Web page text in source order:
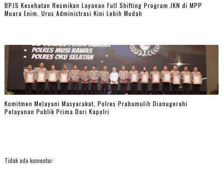
BPJS Kesehatan Resmikan Layanan Full Shifting Program JKN di MPP
Muara Enim, Urus Administrasi Kini Lebih Mudah
Komitmen Melayani Masyarakat, Polres Prabumulih Dianugerahi
Pelayanan Publik Prima Dari Kapolri
Tidak ada komentar: